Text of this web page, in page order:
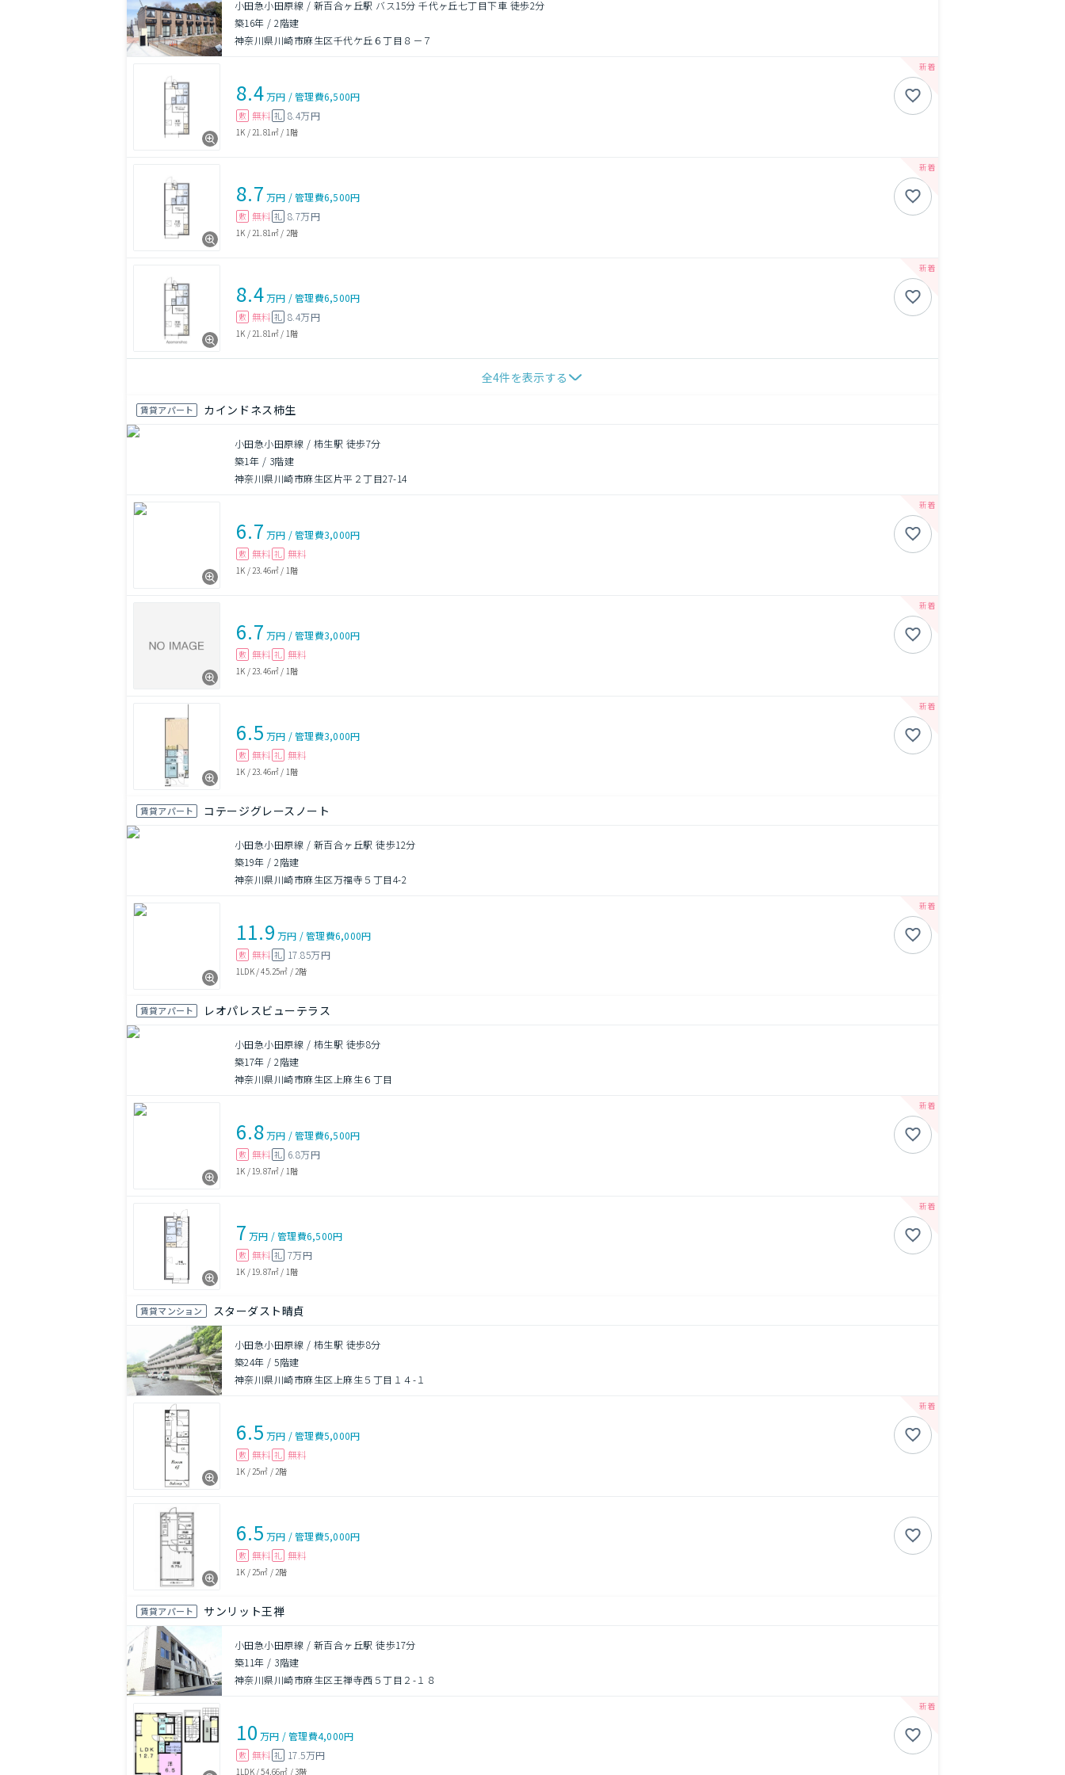
小田急小田原線 / 新百合ヶ丘駅 バス15分 千代ヶ丘七丁目下車 徒歩2分
築16年 /2階建
神奈川県川崎市麻生区千代ケ丘６丁目８－７
8.4万円 /管理費6,500円
敷 無料 礼 8.4万円
1K / 21.81㎡ / 1階
8.7 万円 /管理費6,500円
敷 無料 礼 8.7万円
1K / 21.81㎡ / 2階
8.4万円 /管理費6,500円
敷 無料 礼 8.4万円
1K / 21.81㎡ / 1階
全4件を表示する
賃貸アパート カインドネス柿生
小田急小田原線 / 柿生駅 徒歩7分
築1年 / 3階建
神奈川県川崎市麻生区片平２丁目27-14
6.7 万円 /管理費3,000円
敷 無料 礼 無料
1K / 23.46㎡ / 1階
6.7 万円 /管理費3,000円
敷 無料 礼 無料
1K / 23.46㎡ / 1階
6.5 万円 /管理費3,000円
敷 無料 礼 無料
1K / 23.46㎡ / 1階
賃貸アパート コテージグレースノート
小田急小田原線 / 新百合ヶ丘駅 徒歩12分
築19年 /2階建
神奈川県川崎市麻生区万福寺５丁目4-2
11.9 万円 /管理費6,000円
敷 無料 礼 17.85万円
1LDK/45.25㎡ / 2階
賃貸アパート レオパレスビューテラス
小田急小田原線 / 柿生駅 徒歩8分
築17年 /2階建
神奈川県川崎市麻生区上麻生６丁目
6.8万円 /管理費6,500円
敷 無料 礼 6.8万円
1K / 19.87㎡ / 1階
7 万円 /管理費6,500円
敷 無料 礼 7万円
1K / 19.87㎡ / 1階
賃貸マンション スターダスト晴貞
小田急小田原線 / 柿生駅 徒歩8分
築24年 /5階建
神奈川県川崎市麻生区上麻生５丁目１４-１
6.5 万円 /管理費5,000円
敷 無料 礼 無料
1K / 25㎡ / 2階
6.5 万円 /管理費5,000円
敷 無料 礼 無料
1K / 25㎡ / 2階
賃貸アパート サンリット王禅
小田急小田原線 / 新百合ヶ丘駅 徒歩17分
築11年 / 3階建
神奈川県川崎市麻生区王禅寺西５丁目２-１８
10 万円 /管理費4,000円
敷 無料 礼 17.5万円
1LDK/54.66㎡ /3階